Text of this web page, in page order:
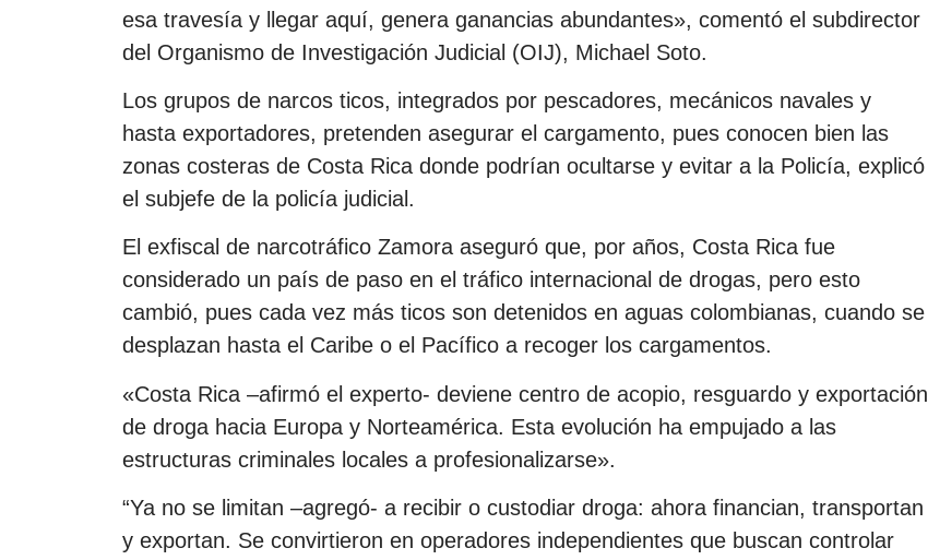
esa travesía y llegar aquí, genera ganancias abundantes», comentó el subdirector
del Organismo de Investigación Judicial (OIJ), Michael Soto.
Los grupos de narcos ticos, integrados por pescadores, mecánicos navales y
hasta exportadores, pretenden asegurar el cargamento, pues conocen bien las
zonas costeras de Costa Rica donde podrían ocultarse y evitar a la Policía, explicó
el subjefe de la policía judicial.
El exfiscal de narcotráfico Zamora aseguró que, por años, Costa Rica fue
considerado un país de paso en el tráfico internacional de drogas, pero esto
cambió, pues cada vez más ticos son detenidos en aguas colombianas, cuando se
desplazan hasta el Caribe o el Pacífico a recoger los cargamentos.
«Costa Rica –afirmó el experto- deviene centro de acopio, resguardo y exportación
de droga hacia Europa y Norteamérica. Esta evolución ha empujado a las
estructuras criminales locales a profesionalizarse».
“Ya no se limitan –agregó- a recibir o custodiar droga: ahora financian, transportan
y exportan. Se convirtieron en operadores independientes que buscan controlar